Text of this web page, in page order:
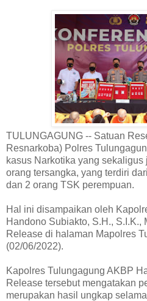
TULUNGAGUNG -- Satuan
Resnarkoba) Polres
kasus Narkotika yang
orang tersangka, yang terdiri
dan 2 orang TSK perempuan.
Hal ini disampaikan oleh
Handono Subiakto, S.H., S.I.K.,
Release di halaman Mapolres
(02/06/2022).
Kapolres Tulungagung AKBP
Release tersebut mengatakan
merupakan hasil ungkap